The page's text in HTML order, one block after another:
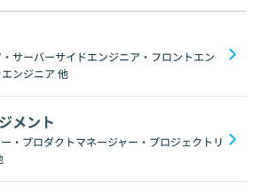
サーバーサイドエンジニア・フロントエン
ンジニア 他
メント
・プロダクトマネージャー・プロジェクトリ